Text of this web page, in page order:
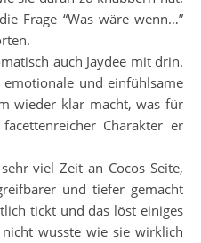
Frage “Was wäre wenn…”
auch Jaydee mit drin.
und einfühlsame
wieder klar macht, was für
Charakter er
viel Zeit an Cocos Seite,
und tiefer gemacht
tickt und das löst einiges
wusste wie sie wirklich